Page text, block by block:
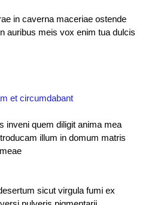
in caverna maceriae ostende
auribus meis vox enim tua dulcis
et circumdabant
inveni quem diligit anima mea
illum in domum matris
sicut virgula fumi ex